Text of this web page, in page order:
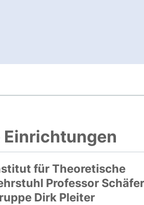
Link, öffnet neues
für Theoretische
Professor Schäfer
Dirk Pleiter